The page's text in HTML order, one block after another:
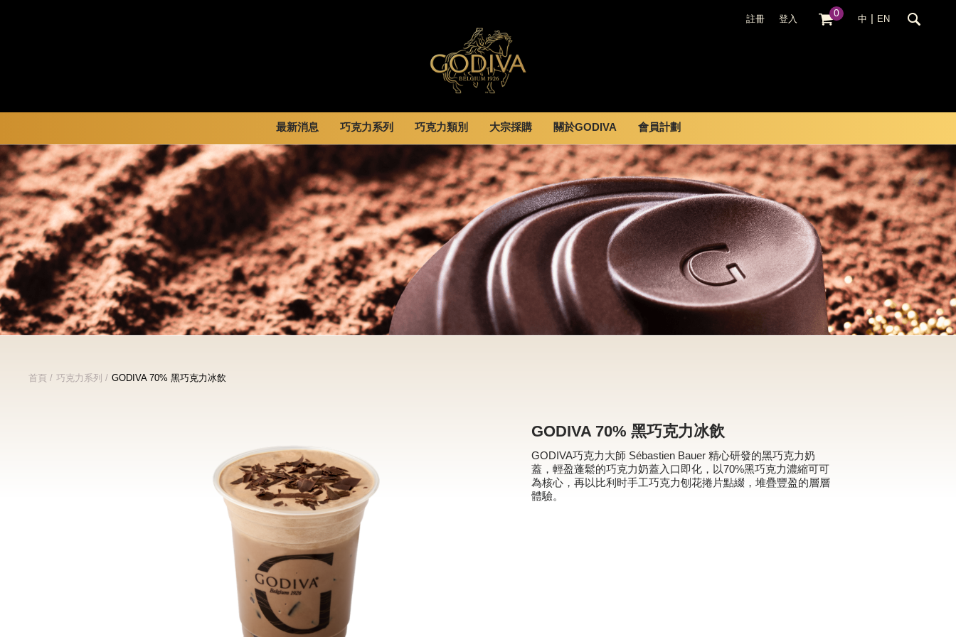
註冊 登入
0
中 EN
最新消息
全部
品牌訊息
品牌活動
巧克力系列
暢銷系列
金裝禮盒
松露禮盒
片裝禮盒
巧克力珠寶禮盒
童趣系列
婚禮系列
新品 / 季節性商品
歡聚系列
百年限定系列
冰享系列
玩具總動員
中秋系列
休閒分享
巧克力餅乾
巧克力磚/巧克力豆
G Cube 松露巧克力
可可粉/咖啡粉
甜點
霜淇淋
飲品
蛋糕
可芙
全部
巧克力類別
全部
黑巧克力
牛奶巧克力
白巧克力
綜合巧克力
冰淇淋
大宗採購
婚禮系列
企業贈禮
關於GODIVA
GODIVA故事
GODVIA巧克力
GODIVA品質承諾
GODIVA大師團隊
會員計劃
首頁 巧克力系列 GODIVA 70% 黑巧克力冰飲
GODIVA 70% 黑巧克力冰飲
GODIVA巧克力大師 Sébastien Bauer 精心研發的黑巧克力奶
蓋，輕盈蓬鬆的巧克力奶蓋入口即化，以70%黑巧克力濃縮可可
為核心，再以比利时手工巧克力刨花捲片點綴，堆疊豐盈的層層
體驗。